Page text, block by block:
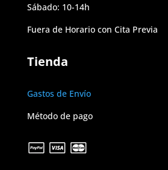
Sábado: 10-14h
Fuera de Horario con Cita Previa
Tienda
Gastos de Envío
Método de pago